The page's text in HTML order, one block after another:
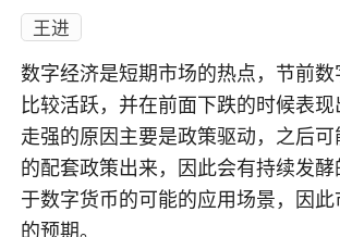
王进
数字经济是短期市场的热点，节前
比较活跃，并在前面下跌的时候表
走强的原因主要是政策驱动，之后
的配套政策出来，因此会有持续发
于数字货币的可能的应用场景，因
的预期。